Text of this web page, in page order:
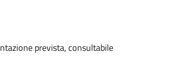
prevista, consultabile